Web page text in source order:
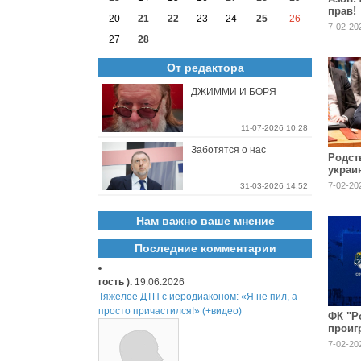
прав!
7-02-
7-02-
ФК
7-02-
20
21 22 23 24 25
26
27
28
От редактора
ДЖИММИ И БОРЯ
11-07-2026 10:28
Заботятся о нас
31-03-2026 14:52
Нам важно ваше мнение
Последние комментарии
гость ). 19.06.2026
Тяжелое ДТП с иеродиаконом: «Я не пил, а
просто причастился!» (+видео)